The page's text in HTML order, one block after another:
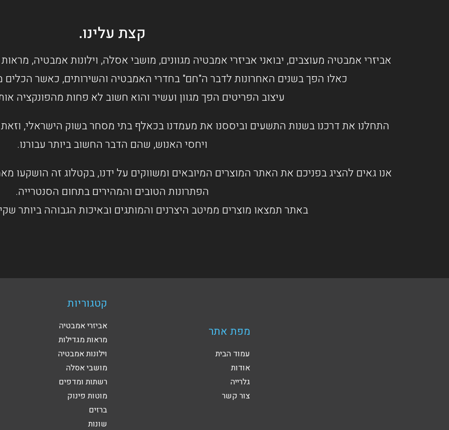
קצת עלינו.
אביזרי אמבטיה מעוצבים, יבואני אביזרי אמבטיה מגוונים, מושבי אסלה, וילונות אמבטיה,
כאלו הפך בשנים האחרונות לדבר ה"חם" בחדרי האמבטיה והשירותים, כאשר הכלים
עיצוב הפריטים הפך מגוון ועשיר והוא חשוב לא פחות מהפונקציה
התחלנו את דרכנו בשנות התשעים וביססנו את מעמדנו בכאלף בתי מסחר בשוק הישראלי,
ויחסי האנוש, שהם הדבר החשוב ביותר עבורנו.
אנו גאים להציג בפניכם את האתר המוצרים המיובאים ומשווקים על ידנו, בקטלוג זה
הפתרונות הטובים והמהירים בתחום הסנטרייה.
באתר תמצאו מוצרים ממיטב היצרנים והמותגים ובאיכות הגבוהה ביותר
מפת אתר
עמוד הבית
אודות
גלרייה
צור קשר
קטגוריות
אביזרי אמבטיה
מראות מגדילות
וילונות אמבטיה
מושבי אסלה
רשתות ומדפים
מוטות פינוק
ברזים
שונות